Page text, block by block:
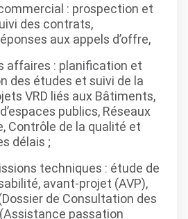
: prospection et
des contrats,
aux appels d’offre,
affaires : planification et
des études et suivi de la
VRD liés aux Bâtiments,
publics, Réseaux
Contrôle de la qualité et
délais ;
techniques : étude de
avant-projet (AVP),
de Consultation des
passation